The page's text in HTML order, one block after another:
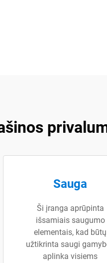
Sauga
Ši įranga aprūpinta
išsamiais saugumo
elementais, kad būtų
užtikrinta saugi
aplinka visiems